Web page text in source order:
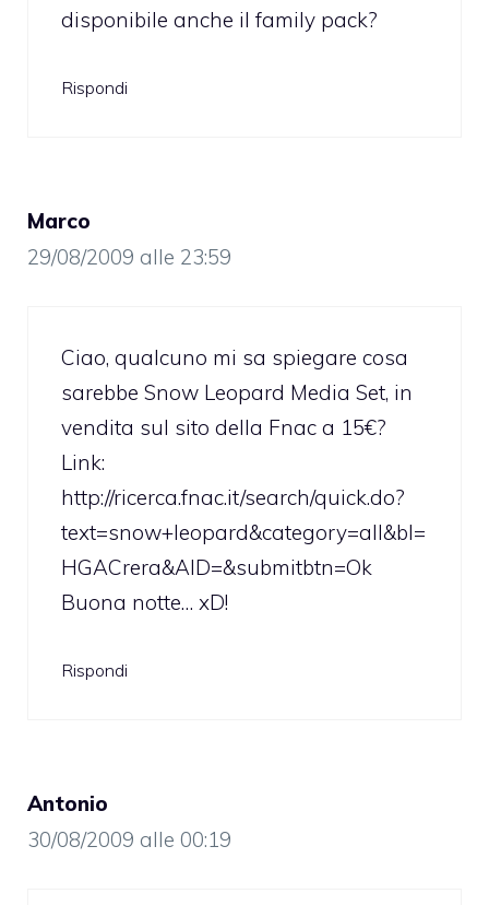
disponibile anche il family pack?
Rispondi
Marco
29/08/2009 alle 23:59
Ciao, qualcuno mi sa spiegare cosa
sarebbe Snow Leopard Media Set, in
vendita sul sito della Fnac a 15€?
Link:
http://ricerca.fnac.it/search/quick.do?
text=snow+leopard&category=all&bl=
HGACrera&AID=&submitbtn=Ok
Buona notte… xD!
Rispondi
Antonio
30/08/2009 alle 00:19